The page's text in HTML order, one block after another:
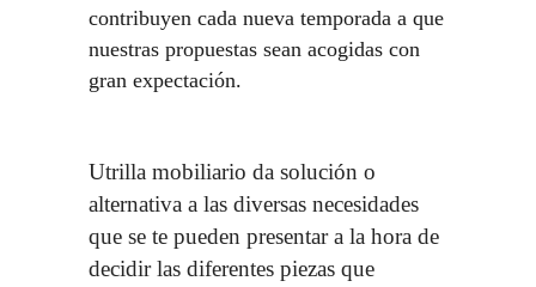
contribuyen cada nueva temporada a que
nuestras propuestas sean acogidas con
gran expectación.
Utrilla mobiliario da solución o
alternativa a las diversas necesidades
que se te pueden presentar a la hora de
decidir las diferentes piezas que